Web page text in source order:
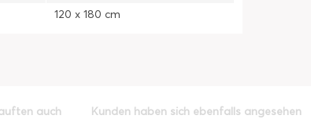
120 x 180 cm
auch Kunden haben sich ebenfalls angesehen